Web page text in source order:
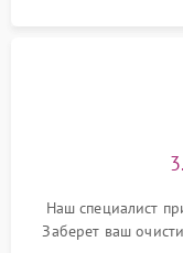
Наш специалист
Заберет ваш